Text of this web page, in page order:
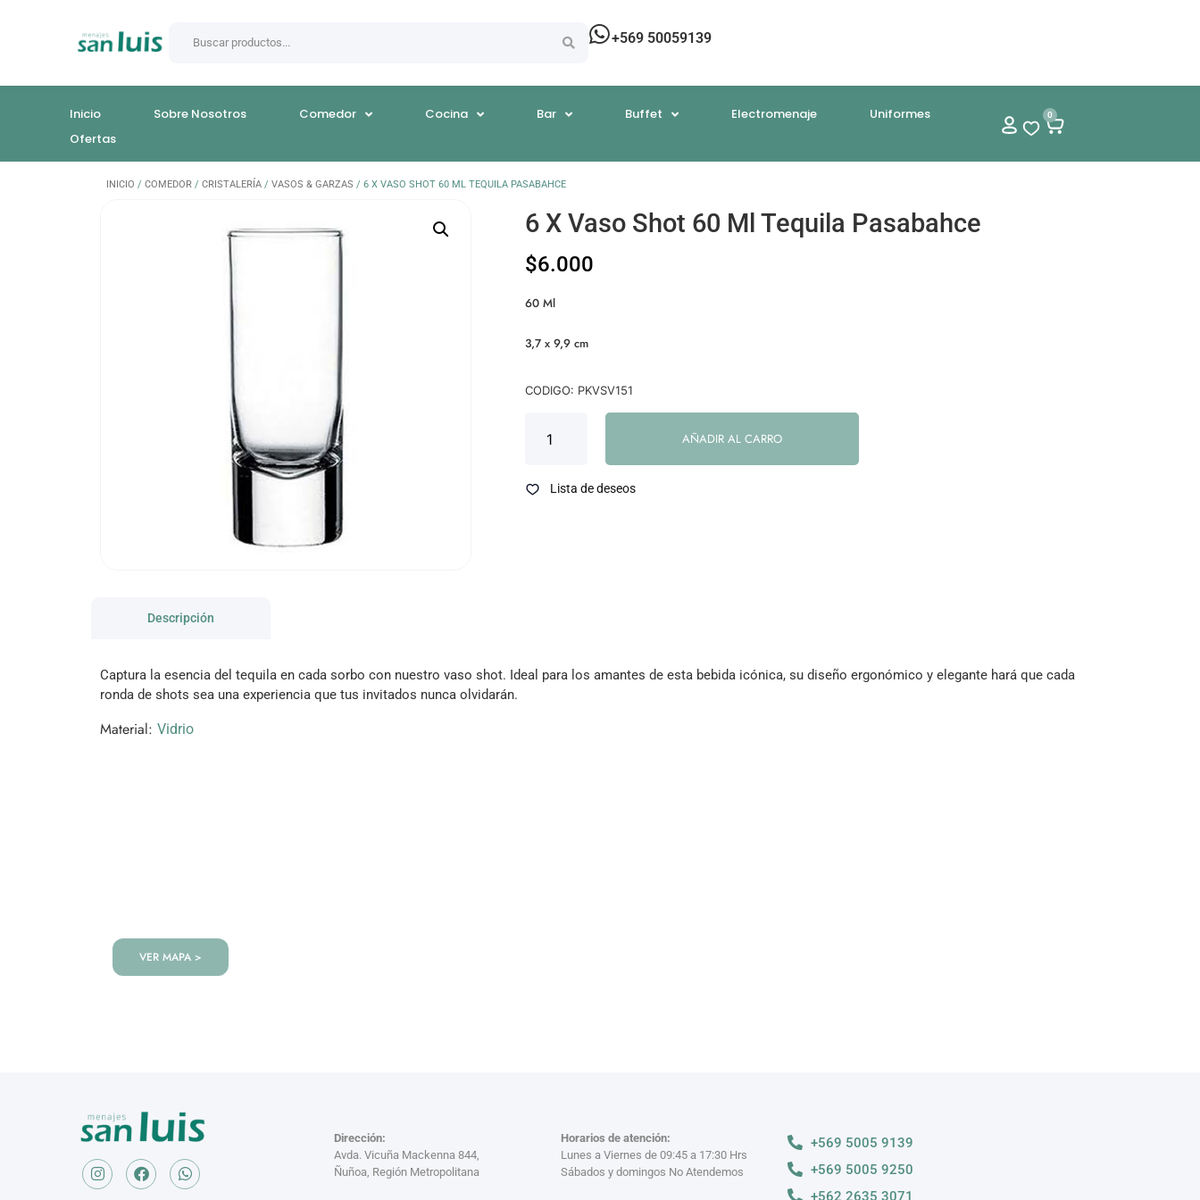
+569 50059139
Inicio Sobre Nosotros Comedor Cocina Bar Buffet Electromenaje
Uniformes
Ofertas
0
INICIO / COMEDOR / CRISTALERÍA / VASOS & GARZAS / 6 X VASO SHOT 60 ML TEQUILA PASABAHCE
6 X Vaso Shot 60 Ml Tequila Pasabahce
$6.000
60 Ml
3,7 x 9,9 cm
CODIGO: PKVSV151
AÑADIR AL CARRO
Lista de deseos
Descripción
Captura la esencia del tequila en cada sorbo con nuestro vaso shot. Ideal para los amantes de esta bebida icónica, su diseño ergonómico y elegante hará que cada
ronda de shots sea una experiencia que tus invitados nunca olvidarán.
Material: Vidrio
VER MAPA >
Dirección:
Avda. Vicuña Mackenna 844,
Ñuñoa, Región Metropolitana
Horarios de atención:
Lunes a Viernes de 09:45 a 17:30 Hrs
Sábados y domingos No Atendemos
+569 5005 9139
+569 5005 9250
+562 2635 3071